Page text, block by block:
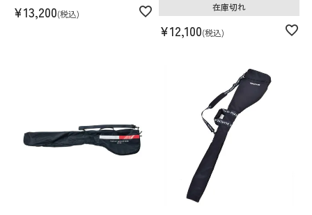
¥13,200 税込
¥12,100 税込
在庫切れ